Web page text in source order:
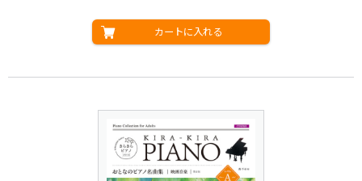
カートに入れる